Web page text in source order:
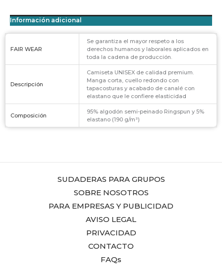
Información adicional
FAIR WEAR
Se garantiza el mayor respeto a los
derechos humanos y laborales aplicados en
toda la cadena de producción.
Descripción
Camiseta UNISEX de calidad premium.
Manga corta, cuello redondo con
tapacosturas y acabado de canalé con
elastano que le confiere elasticidad
Composición
95% algodón semi-peinado Ringspun y 5%
elastano (190 g/m²)
SUDADERAS PARA GRUPOS
SOBRE NOSOTROS
PARA EMPRESAS Y PUBLICIDAD
AVISO LEGAL
PRIVACIDAD
CONTACTO
FAQs